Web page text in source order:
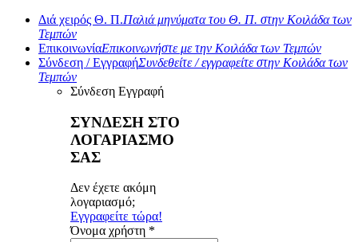
Διά χειρός Θ. Π.Παλιά μηνύματα του Θ. Π. στην Κοιλάδα των
Τεμπών
ΕπικοινωνίαΕπικοινωνήστε με την Κοιλάδα των Τεμπών
Σύνδεση / ΕγγραφήΣυνδεθείτε / εγγραφείτε στην Κοιλάδα των
Τεμπών
Σύνδεση Εγγραφή
ΣΥΝΔΕΣΗ ΣΤΟ
ΛΟΓΑΡΙΑΣΜΟ
ΣΑΣ
Δεν έχετε ακόμη
λογαριασμό;
Εγγραφείτε τώρα!
Όνομα χρήστη *